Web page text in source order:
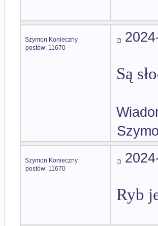
Szymon Konieczny
postów: 11670
Są
Szymon Konieczny
postów: 11670
Ryb